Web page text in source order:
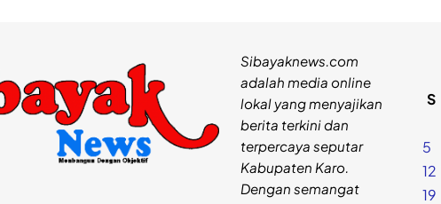
Sibayaknews.com
adalah media online
lokal yang menyajikan
berita terkini dan
terpercaya seputar
Kabupaten Karo.
Dengan semangat
S
5
12
19